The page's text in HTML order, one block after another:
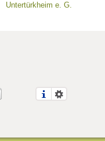
Untertürkheim e. G.